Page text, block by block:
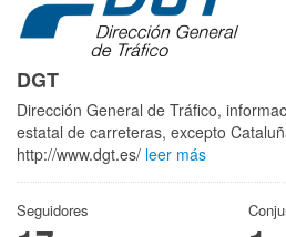
DGT
Dirección General de Tráfico,
estatal de carreteras, excepto
http://www.dgt.es/ leer más
Seguidores